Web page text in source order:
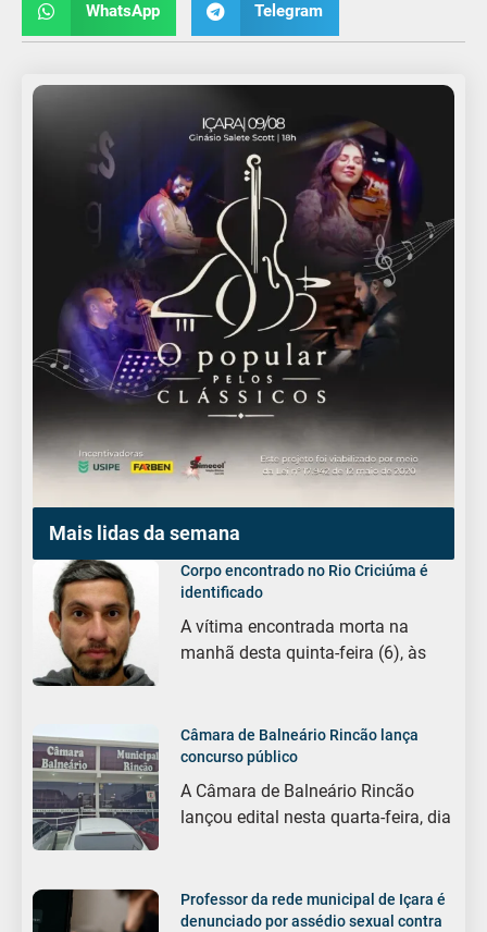
WhatsApp Telegram
Mais lidas da semana
Corpo encontrado no Rio Criciúma é
identificado
A vítima encontrada morta na
manhã desta quinta-feira (6), às
Câmara de Balneário Rincão lança
concurso público
A Câmara de Balneário Rincão
lançou edital nesta quarta-feira, dia
Professor da rede municipal de Içara é
denunciado por assédio sexual contra